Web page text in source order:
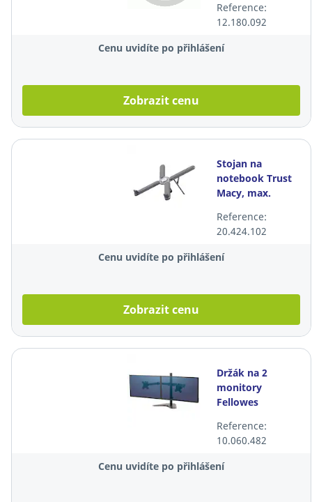
monitory max.
32"
Reference:
12.180.092
Cenu uvidíte po přihlášení
Zobrazit cenu
Stojan na
notebook Trust
Macy, max.
nastavitelný
Reference:
20.424.102
Cenu uvidíte po přihlášení
Zobrazit cenu
Držák na 2
monitory
Fellowes
27"
Reference:
10.060.482
Cenu uvidíte po přihlášení